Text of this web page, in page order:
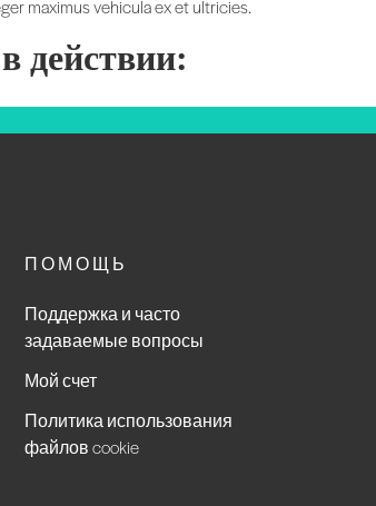
maximus vehicula ex et ultricies.
действии:
ПОМОЩЬ
Поддержка и часто
задаваемые вопросы
Мой счет
Политика использования
файлов cookie